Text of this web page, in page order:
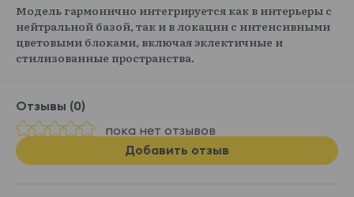
Модель гармонично интегрируется как в интерьеры с
нейтральной базой, так и в локации с интенсивными
цветовыми блоками, включая эклектичные и
стилизованные пространства.
Отзывы (0)
пока нет отзывов
Добавить отзыв